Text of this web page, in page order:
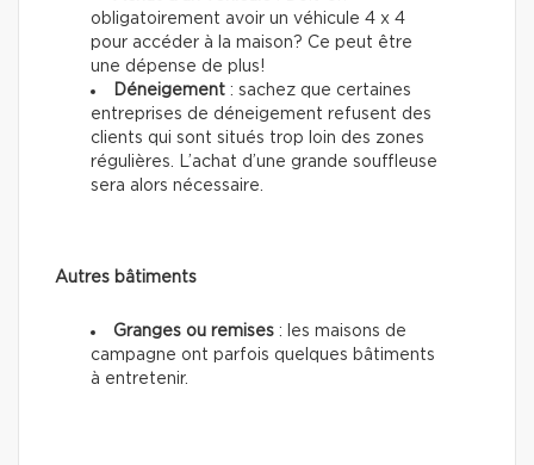
obligatoirement avoir un véhicule 4 x 4
pour accéder à la maison? Ce peut être
une dépense de plus!
Déneigement : sachez que certaines
entreprises de déneigement refusent des
clients qui sont situés trop loin des zones
régulières. L’achat d’une grande souffleuse
sera alors nécessaire.
Autres bâtiments
Granges ou remises : les maisons de
campagne ont parfois quelques bâtiments
à entretenir.